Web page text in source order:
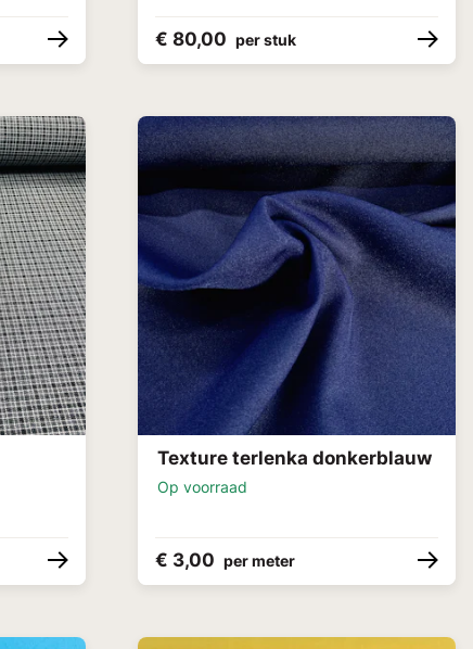
€ 80,00 per stuk
Texture terlenka donkerblauw
Op voorraad
€ 3,00 per meter